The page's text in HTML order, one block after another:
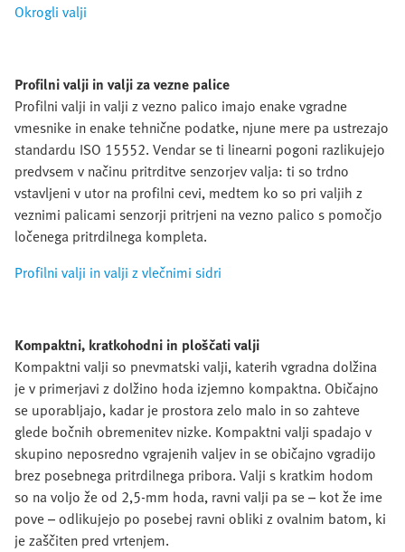
Okrogli valji
Profilni valji in valji za vezne palice
Profilni valji in valji z vezno palico imajo enake vgradne
vmesnike in enake tehnične podatke, njune mere pa ustrezajo
standardu ISO 15552. Vendar se ti linearni pogoni razlikujejo
predvsem v načinu pritrditve senzorjev valja: ti so trdno
vstavljeni v utor na profilni cevi, medtem ko so pri valjih z
veznimi palicami senzorji pritrjeni na vezno palico s pomočjo
ločenega pritrdilnega kompleta.
Profilni valji in valji z vlečnimi sidri
Kompaktni, kratkohodni in ploščati valji
Kompaktni valji so pnevmatski valji, katerih vgradna dolžina
je v primerjavi z dolžino hoda izjemno kompaktna. Običajno
se uporabljajo, kadar je prostora zelo malo in so zahteve
glede bočnih obremenitev nizke. Kompaktni valji spadajo v
skupino neposredno vgrajenih valjev in se običajno vgradijo
brez posebnega pritrdilnega pribora. Valji s kratkim hodom
so na voljo že od 2,5-mm hoda, ravni valji pa se – kot že ime
pove – odlikujejo po posebej ravni obliki z ovalnim batom, ki
je zaščiten pred vrtenjem.